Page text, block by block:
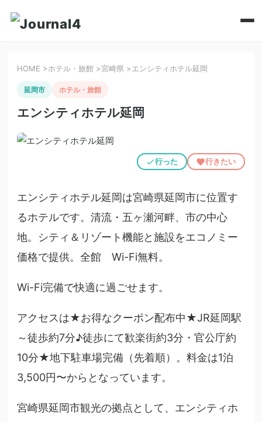
HOME >ホテル・旅館 >宮崎県 > エンシティホテル延岡
延岡市 ホテル・旅館
エンシティホテル延岡
行った 行きたい
エンシティホテル延岡は宮崎県延岡市に位置す
るホテルです。清流・五ヶ瀬河畔、市の中心
地。シティ＆リゾート機能と施設をエコノミー
価格で提供。全館 Wi-Fi無料。
Wi-Fi完備で快適に過ごせます。
アクセスは★お得なクーポン配布中★JR延岡駅
～徒歩約7分♪徒歩にて歓楽街約3分・官公庁約
10分★地下駐車場完備（先着順）。料金は1泊
3,500円〜からとなっています。
宮崎県延岡市観光の拠点として、エンシティホ